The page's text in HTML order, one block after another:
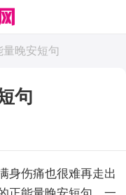
量晚安短句
句
伤痛也很难再走出